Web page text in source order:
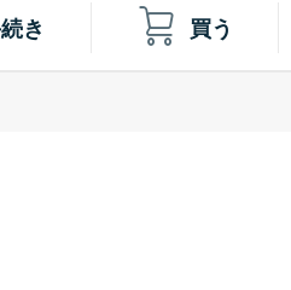
き 買う